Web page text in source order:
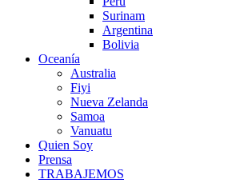
Surinam
Argentina
Bolivia
Oceanía
Australia
Fiyi
Nueva Zelanda
Samoa
Vanuatu
Quien Soy
Prensa
TRABAJEMOS